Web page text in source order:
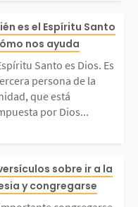
Allí,
y
de
co
Espíritu
Es la
de la
Padre,
es el Espíritu Santo
nos ayuda
Santo es Dios. Es
persona de la
que está
por Dios...
importante
sobre ir a la
y congregarse